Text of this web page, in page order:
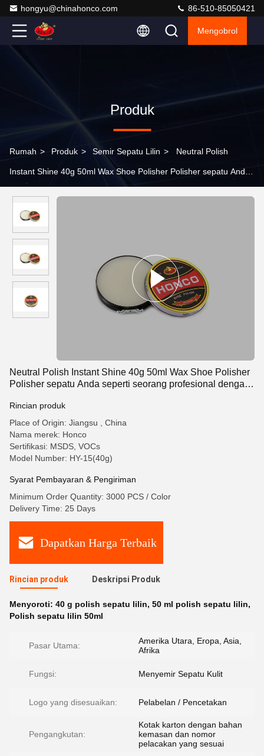
hongyu@chinahonco.com 86-510-85050421
Mengobrol
Produk
Rumah > Produk > Semir Sepatu Lilin > Neutral Polish
Instant Shine 40g 50ml Wax Shoe Polisher Polisher sepatu Anda
Neutral Polish Instant Shine 40g 50ml Wax Shoe Polisher
Polisher sepatu Anda seperti seorang profesional dengan
Rincian produk
Place of Origin: Jiangsu , China
Nama merek: Honco
Sertifikasi: MSDS, VOCs
Model Number: HY-15(40g)
Syarat Pembayaran & Pengiriman
Minimum Order Quantity: 3000 PCS / Color
Delivery Time: 25 Days
Dapatkan Harga Terbaik
Rincian produk Deskripsi Produk
Menyoroti: 40 g polish sepatu lilin, 50 ml polish sepatu lilin,
Polish sepatu lilin 50ml
Pasar Utama:
Amerika Utara, Eropa, Asia,
Afrika
Fungsi: Menyemir Sepatu Kulit
Logo yang disesuaikan: Pelabelan / Pencetakan
Pengangkutan:
Kotak karton dengan bahan
kemasan dan nomor
pelacakan yang sesuai